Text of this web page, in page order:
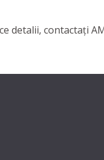
detalii, contactaţi